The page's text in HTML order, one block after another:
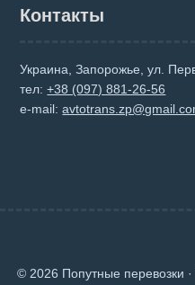
Контакты
Украина, Запорожье, ул.
тел:+38 (097) 881-26-56
e-mail:
© 2026 Попутные перевозки